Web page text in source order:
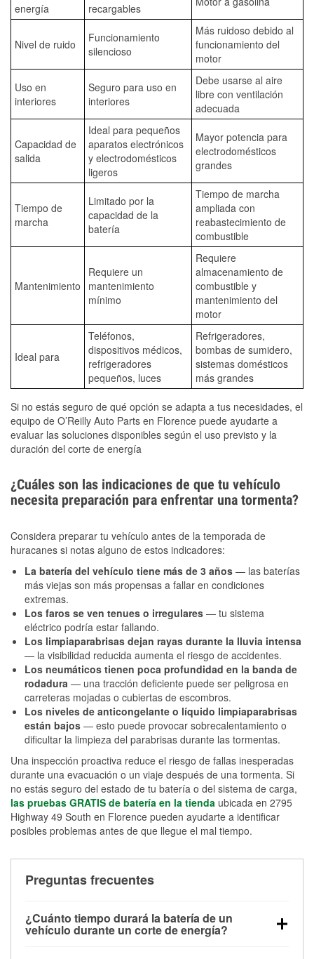
energía
recargables
Nivel de ruido
Funcionamiento
silencioso
Más ruidoso debido al
funcionamiento del
motor
Uso en
interiores
Seguro para uso en
interiores
Debe usarse al aire
libre con ventilación
adecuada
Capacidad de
salida
Ideal para pequeños
aparatos electrónicos
y electrodomésticos
ligeros
Mayor potencia para
electrodomésticos
grandes
Tiempo de
marcha
Limitado por la
capacidad de la
batería
Tiempo de marcha
ampliada con
reabastecimiento de
combustible
Mantenimiento
Requiere un
mantenimiento
mínimo
Requiere
almacenamiento de
combustible y
mantenimiento del
motor
Ideal para
Teléfonos,
dispositivos médicos,
refrigeradores
pequeños, luces
Refrigeradores,
bombas de sumidero,
sistemas domésticos
más grandes
Si no estás seguro de qué opción se adapta a tus necesidades, el
equipo de O’Reilly Auto Parts en Florence puede ayudarte a
evaluar las soluciones disponibles según el uso previsto y la
duración del corte de energía
¿Cuáles son las indicaciones de que tu vehículo
necesita preparación para enfrentar una tormenta?
Considera preparar tu vehículo antes de la temporada de
huracanes si notas alguno de estos indicadores:
La batería del vehículo tiene más de 3 años — las baterías
más viejas son más propensas a fallar en condiciones
extremas.
Los faros se ven tenues o irregulares — tu sistema
eléctrico podría estar fallando.
Los limpiaparabrisas dejan rayas durante la lluvia intensa
— la visibilidad reducida aumenta el riesgo de accidentes.
Los neumáticos tienen poca profundidad en la banda de
rodadura — una tracción deficiente puede ser peligrosa en
carreteras mojadas o cubiertas de escombros.
Los niveles de anticongelante o líquido limpiaparabrisas
están bajos — esto puede provocar sobrecalentamiento o
dificultar la limpieza del parabrisas durante las tormentas.
Una inspección proactiva reduce el riesgo de fallas inesperadas
durante una evacuación o un viaje después de una tormenta. Si
no estás seguro del estado de tu batería o del sistema de carga,
las pruebas GRATIS de batería en la tienda ubicada en 2795
Highway 49 South en Florence pueden ayudarte a identificar
posibles problemas antes de que llegue el mal tiempo.
Preguntas frecuentes
¿Cuánto tiempo durará la batería de un
vehículo durante un corte de energía?